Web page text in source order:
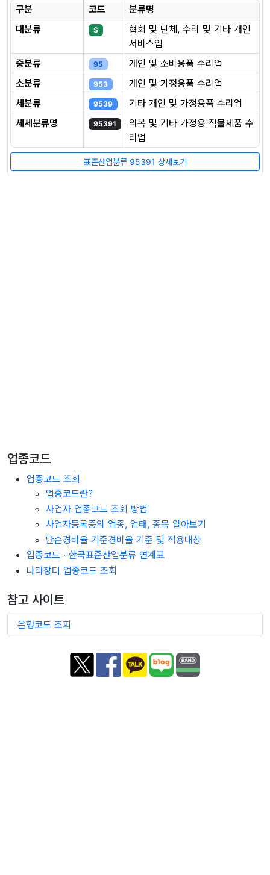
구분 코드
분류명
대분류
S
협회 및 단체, 수리 및 기타 개인
서비스업
중분류
95
개인 및 소비용품 수리업
소분류
953
개인 및 가정용품 수리업
세분류
9539
기타 개인 및 가정용품 수리업
세세분류명
95391
의복 및 기타 가정용 직물제품 수
리업
표준산업분류 95391 상세보기
업종코드
업종코드 조회
업종코드란?
사업자 업종코드 조회 방법
사업자등록증의 업종, 업태, 종목 알아보기
단순경비율 기준경비율 기준 및 적용대상
업종코드 · 한국표준산업분류 연계표
나라장터 업종코드 조회
참고 사이트
은행코드 조회